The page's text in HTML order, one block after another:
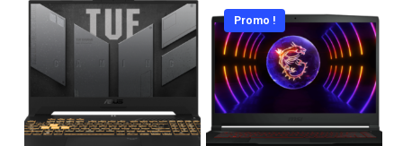
Promo !